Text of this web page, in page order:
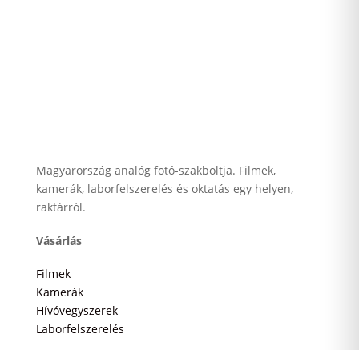
Magyarország analóg fotó-szakboltja. Filmek,
kamerák, laborfelszerelés és oktatás egy helyen,
raktárról.
Vásárlás
Filmek
Kamerák
Hívóvegyszerek
Laborfelszerelés